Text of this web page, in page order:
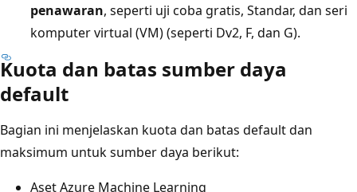
penawaran, seperti uji coba gratis, Standar, dan seri
komputer virtual (VM) (seperti Dv2, F, dan G).
Kuota dan batas sumber daya
default
Bagian ini menjelaskan kuota dan batas default dan
maksimum untuk sumber daya berikut:
Aset Azure Machine Learning